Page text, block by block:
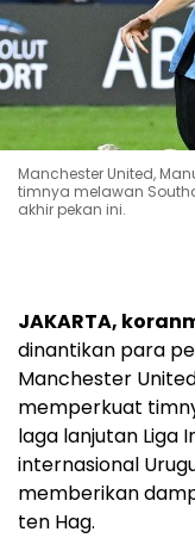
Manchester United,
timnya melawan
akhir pekan ini.
JAKARTA,
dinantikan para
Manchester
memperkuat
laga lanjutan Liga
internasional
memberikan
ten Hag.